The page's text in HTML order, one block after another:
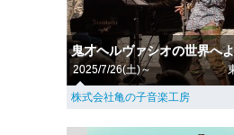
鬼才ヘルヴァシオの世界へ
2025/7/26(土)～
株式会社亀の子音楽工房